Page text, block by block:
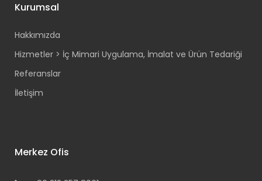
Kurumsal
Hakkımızda
Hizmetler > İç Mimari Uygulama, İmalat ve Ürün Tedariği
Referanslar
İletişim
Merkez Ofis